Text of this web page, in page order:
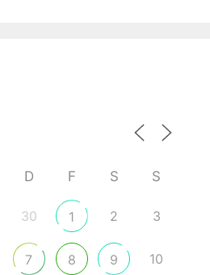
D F S S
30 1 2 3
7 8 9 10